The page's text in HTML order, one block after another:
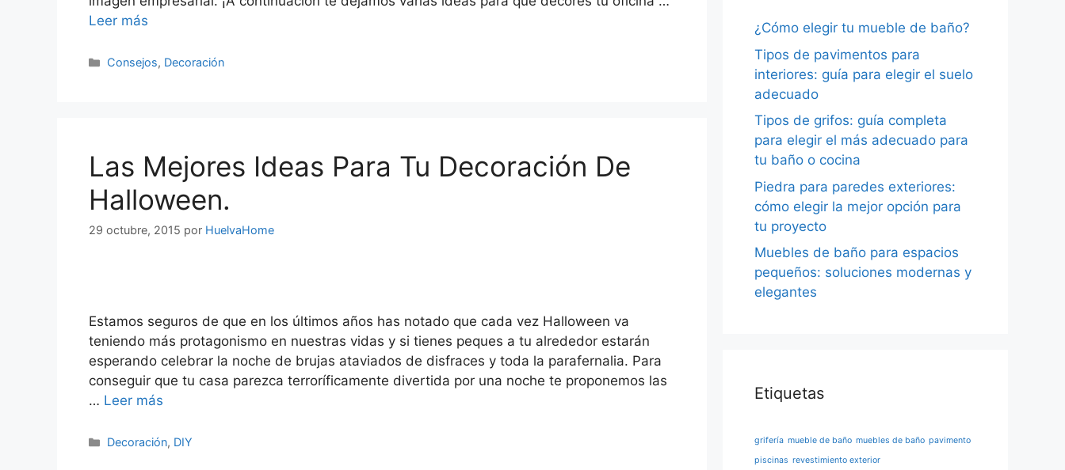
Leer más
Consejos, Decoración
Las Mejores Ideas Para Tu Decoración De
Halloween.
29 octubre, 2015 por HuelvaHome
Estamos seguros de que en los últimos años has notado que cada vez Halloween va
teniendo más protagonismo en nuestras vidas y si tienes peques a tu alrededor estarán
esperando celebrar la noche de brujas ataviados de disfraces y toda la parafernalia. Para
conseguir que tu casa parezca terroríficamente divertida por una noche te proponemos las
… Leer más
Decoración, DIY
¿Cómo elegir tu mueble de baño?
Tipos de pavimentos para
interiores: guía para elegir el suelo
adecuado
Tipos de grifos: guía completa
para elegir el más adecuado para
tu baño o cocina
Piedra para paredes exteriores:
cómo elegir la mejor opción para
tu proyecto
Muebles de baño para espacios
pequeños: soluciones modernas y
elegantes
Etiquetas
grifería mueble de baño muebles de baño pavimento
piscinas revestimiento exterior